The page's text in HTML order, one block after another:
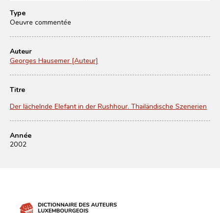
Type
Oeuvre commentée
Auteur
Georges Hausemer [Auteur]
Titre
Der lächelnde Elefant in der Rushhour. Thailändische Szenerien
Année
2002